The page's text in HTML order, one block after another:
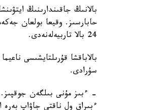
بالانىڭ جاقىندارىنىڭ
حابارسىز. وقيعا بولعان
24 بالا تاربيەلەنەدى.
بالاباقشا قۇرىلتايشىسى
سۇرادى.
- ءبىز مۇنى بىلگەن
ءبىراق ول ناقتى جاۋاپ بەرە